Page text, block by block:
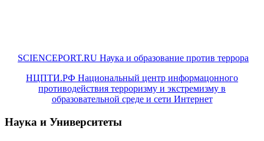
SCIENCEPORT.RU Наука и образование против террора
НЦПТИ.РФ Национальный центр информацонного
противодействия терроризму и экстремизму в
образовательной среде и сети Интернет
Наука и Университеты